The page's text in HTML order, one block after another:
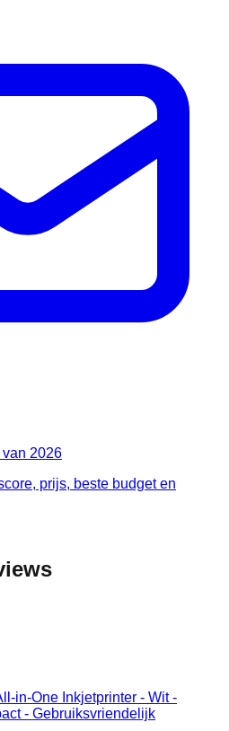
van 2026
prijs, beste budget en
in-One Inkjetprinter - Wit -
- Gebruiksvriendelijk